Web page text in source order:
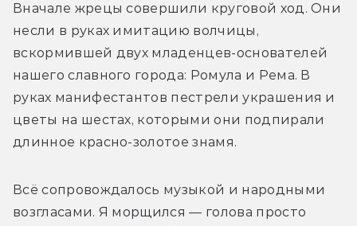
Вначале жрецы совершили круговой ход. Они
несли в руках имитацию волчицы,
вскормившей двух младенцев-основателей
нашего славного города: Ромула и Рема. В
руках манифестантов пестрели украшения и
цветы на шестах, которыми они подпирали
длинное красно-золотое знамя.
Всё сопровождалось музыкой и народными
возгласами. Я морщился — голова просто